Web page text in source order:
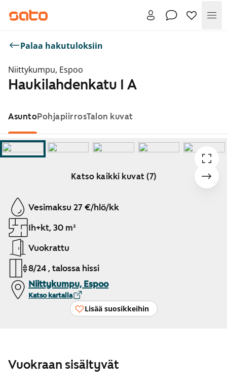
Palaa hakutuloksiin
Niittykumpu, Espoo
Haukilahdenkatu 1 A
AsuntoPohjapiirrosTalon kuvat
Katso kaikki kuvat (7)
Näytetään dia 1 / 7
Vesimaksu 27 €/hlö/kk
1h+kt, 30 m²
Vuokrattu
8/24 , talossa hissi
Niittykumpu, Espoo
Katso kartalla
Lisää suosikkeihin
Vuokraan sisältyvät